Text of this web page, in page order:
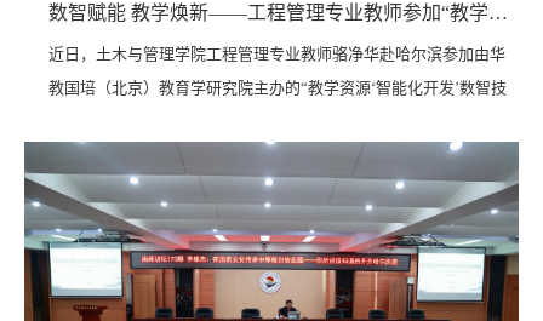
数智赋能 教学焕新——工程管理专业教师参加“教学资源智能化开发”专题培训
近日，土木与管理学院工程管理专业教师骆净华赴哈尔滨参加由华
教国培（北京）教育学研究院主办的“教学资源‘智能化开发’数智技
师与教育技术专家，围绕“AI赋能教学资源开发”主题，设置“资源生
成、资源设计、新型教材、资源创新”四大模块，内容兼具前沿性与
实操性。天津大学王鑫教授聚焦知识图谱与智能体在新型教材中的
应用；大连理工大学赖晓晨教授结合大...